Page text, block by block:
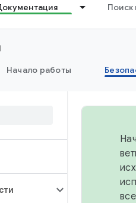
Поиск
Начало работы